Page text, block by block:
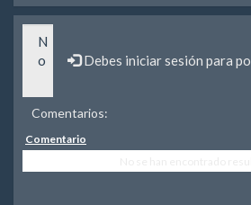
Debes iniciar sesión para
Comentarios:
Comentario